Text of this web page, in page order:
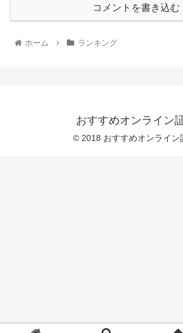
コメントを書き込む
ホーム ランキング
おすすめオンライン
© 2018 おすすめオンライン